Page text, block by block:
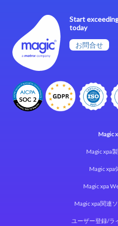
Start
today
お問合せ
Magic
Magic xpa
Magic xpa
Magic xpa
Magic xpa関連
ユーザー登録/ラ